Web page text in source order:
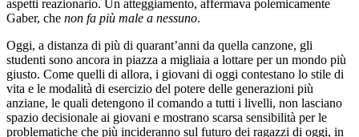
aspetti reazionario. Un atteggiamento, affermava polemicamente
Gaber, che non fa più male a nessuno.
Oggi, a distanza di più di quarant’anni da quella canzone, gli
studenti sono ancora in piazza a migliaia a lottare per un mondo più
giusto. Come quelli di allora, i giovani di oggi contestano lo stile di
vita e le modalità di esercizio del potere delle generazioni più
anziane, le quali detengono il comando a tutti i livelli, non lasciano
spazio decisionale ai giovani e mostrano scarsa sensibilità per le
problematiche che più incideranno sul futuro dei ragazzi di oggi, in